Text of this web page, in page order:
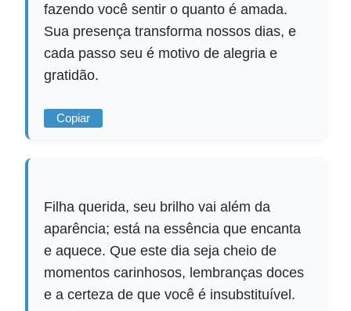
fazendo você sentir o quanto é amada.
Sua presença transforma nossos dias, e
cada passo seu é motivo de alegria e
gratidão.
Copiar
Filha querida, seu brilho vai além da
aparência; está na essência que encanta
e aquece. Que este dia seja cheio de
momentos carinhosos, lembranças doces
e a certeza de que você é insubstituível.